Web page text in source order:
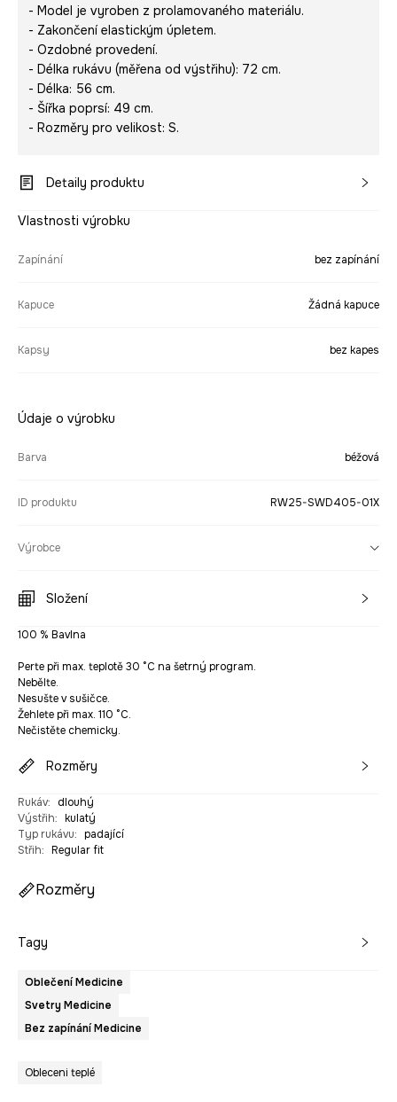
- Model je vyroben z prolamovaného materiálu.
- Zakončení elastickým úpletem.
- Ozdobné provedení.
- Délka rukávu (měřena od výstřihu): 72 cm.
- Délka: 56 cm.
- Šířka poprsí: 49 cm.
- Rozměry pro velikost: S.
Detaily produktu
Vlastnosti výrobku
Zapínání bez zapínání
Kapuce Žádná kapuce
Kapsy bez kapes
Údaje o výrobku
Barva béžová
ID produktu RW25-SWD405-01X
Výrobce
Složení
100 % Bavlna
Perte při max. teplotě 30 °C na šetrný program.
Nebělte.
Nesušte v sušičce.
Žehlete při max. 110 °C.
Nečistěte chemicky.
Rozměry
Rukáv:
dlouhý
Výstřih: kulatý
Typ rukávu: padající
Střih: Regular fit
Rozměry
Tagy
Oblečení Medicine
Svetry Medicine
Bez zapínání Medicine
Obleceni teplé